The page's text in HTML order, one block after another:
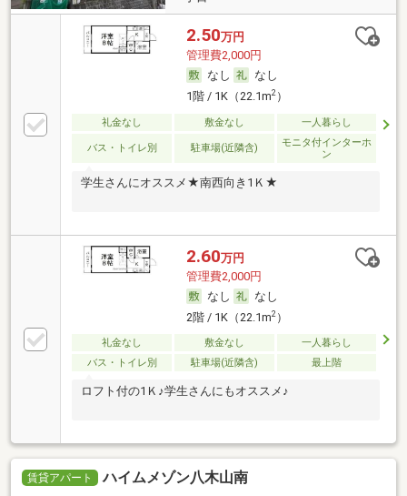
2.50万円
管理費2,000円
なし
なし
1階 / 1K（22.1m2）
礼金なし 敷金なし 一人暮らし
バス・トイレ別 駐車場(近隣含)
モニタ付インターホ
ン
学生さんにオススメ★南西向き1Ｋ★
2.60万円
管理費2,000円
なし
なし
2階 / 1K（22.1m2）
礼金なし 敷金なし
一人暮らし
バス・トイレ別
駐車場(近隣含) 最上階
ロフト付の1Ｋ♪学生さんにもオススメ♪
賃貸アパート ハイムメゾン八木山南